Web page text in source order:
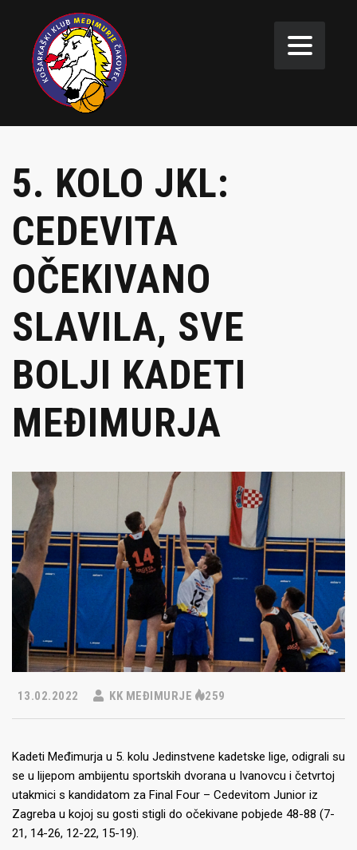
5. KOLO JKL:
CEDEVITA
OČEKIVANO
SLAVILA, SVE
BOLJI KADETI
MEĐIMURJA
13.02.2022 KK MEĐIMURJE 259
Kadeti Međimurja u 5. kolu Jedinstvene kadetske lige, odigrali su
se u lijepom ambijentu sportskih dvorana u Ivanovcu i četvrtoj
utakmici s kandidatom za Final Four – Cedevitom Junior iz
Zagreba u kojoj su gosti stigli do očekivane pobjede 48-88 (7-
21, 14-26, 12-22, 15-19).